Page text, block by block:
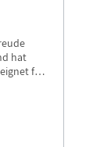
hat
für